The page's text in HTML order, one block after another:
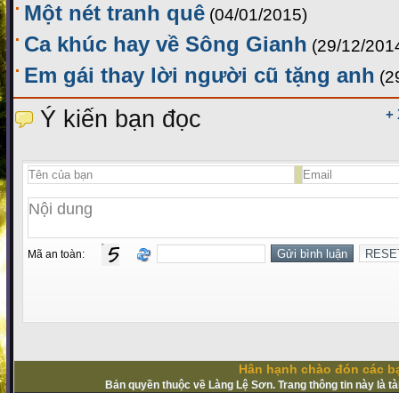
Một nét tranh quê (04/01/2015)
Ca khúc hay về Sông Gianh (29/12/
Em gái thay lời người cũ tặng anh
+
Ý kiến bạn đọc
Mã an toàn:
Hân hạnh chào đón các
Bản quyền thuộc về Làng Lệ Sơn. Trang thông tin này là